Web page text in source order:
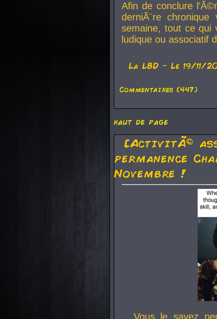
Afin de conclure
derniÃ¨re
semaine, tout ce qui
ludique ou associatif
La LBD - Le 19/11/
Commentaires (447)
haut de page
[ActivitÃ©
permanence
Novembre !
Vous le savez